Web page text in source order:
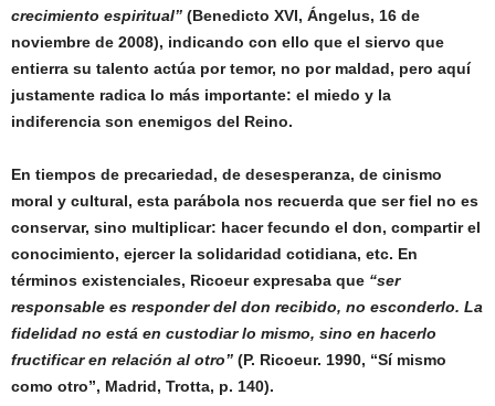
crecimiento espiritual” (Benedicto XVI, Ángelus, 16 de
noviembre de 2008), indicando con ello que el siervo que
entierra su talento actúa por temor, no por maldad, pero aquí
justamente radica lo más importante: el miedo y la
indiferencia son enemigos del Reino.
En tiempos de precariedad, de desesperanza, de cinismo
moral y cultural, esta parábola nos recuerda que ser fiel no es
conservar, sino multiplicar: hacer fecundo el don, compartir el
conocimiento, ejercer la solidaridad cotidiana, etc. En
términos existenciales, Ricoeur expresaba que “ser
responsable es responder del don recibido, no esconderlo. La
fidelidad no está en custodiar lo mismo, sino en hacerlo
fructificar en relación al otro” (P. Ricoeur. 1990, “Sí mismo
como otro”, Madrid, Trotta, p. 140).